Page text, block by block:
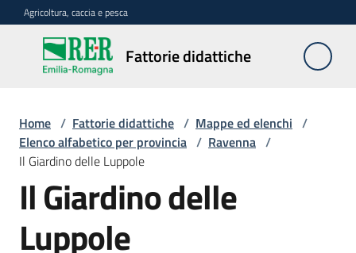
Vai al contenuto
Vai alla navigazione
Vai al footer
Agricoltura, caccia e pesca
Fattorie didattiche
Fattorie
didattiche
Trova
sulla
Menu selezionato
Requisiti
necessari
Home / Fattorie didattiche / Mappe ed elenchi /
Elenco alfabetico per provincia / Ravenna /
Il Giardino delle Luppole
Il Giardino delle
Luppole